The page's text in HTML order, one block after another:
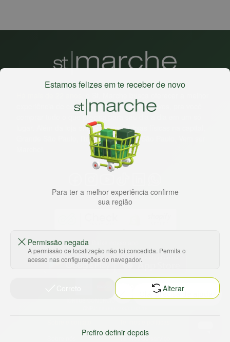
experiência de compras, a preços competitivos, pra você
comprar tudo o que precisa para seu dia a dia em um só
lugar. Além da loja online temos 31 lojas físicas na capital,
Grande São Paulo, litoral e interior de São Paulo. Vem ser
HORTUS COMERCIO DE ALIMENTOS S.A
Termos de serviço
Estamos felizes em te receber de novo
Para ter a melhor experiência confirme
sua região
Permissão negada
A permissão de localização não foi concedida. Permita o
acesso nas configurações do navegador.
Alterar
Prefiro definir depois